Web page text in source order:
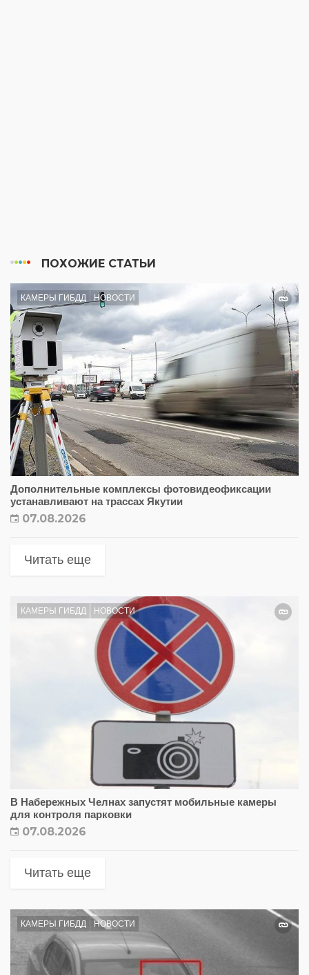
ПОХОЖИЕ СТАТЬИ
КАМЕРЫ ГИБДД НОВОСТИ
Дополнительные комплексы фотовидеофиксации
устанавливают на трассах Якутии
07.08.2026
Читать еще
КАМЕРЫ ГИБДД НОВОСТИ
В Набережных Челнах запустят мобильные камеры
для контроля парковки
07.08.2026
Читать еще
КАМЕРЫ ГИБДД НОВОСТИ